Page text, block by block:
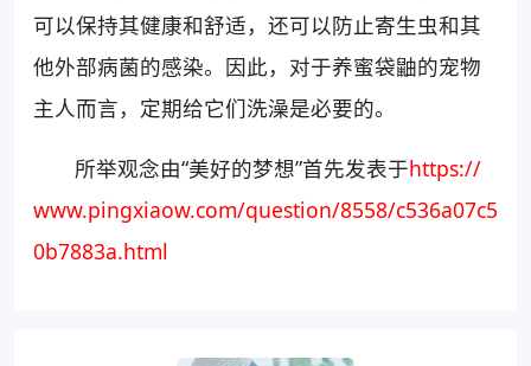
可以保持其健康和舒适，还可以防止寄生虫和其
他外部病菌的感染。因此，对于养蜜袋鼬的宠物
主人而言，定期给它们洗澡是必要的。
所举观念由“美好的梦想”首先发表于https://
www.pingxiaow.com/question/8558/c536a07c5
0b7883a.html